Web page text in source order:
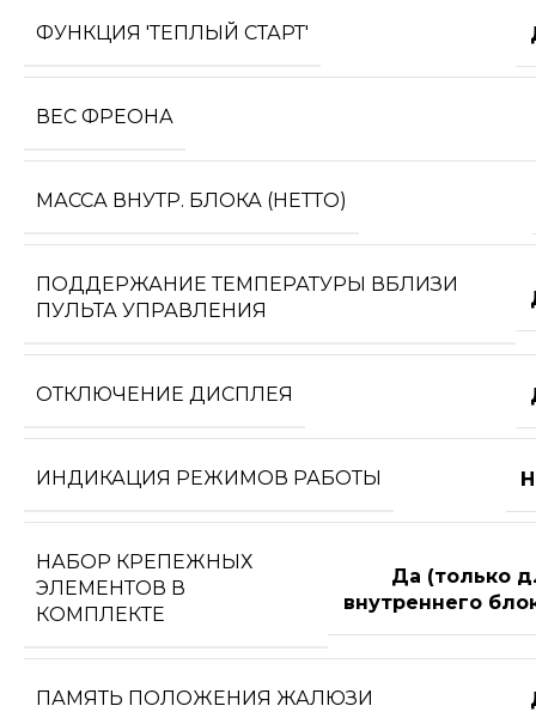
ФУНКЦИЯ 'ТЕПЛЫЙ СТАРТ'
ВЕС ФРЕОНА
МАССА ВНУТР. БЛОКА (НЕТТО)
ПОДДЕРЖАНИЕ ТЕМПЕРАТУРЫ ВБЛИЗИ
ПУЛЬТА УПРАВЛЕНИЯ
ОТКЛЮЧЕНИЕ ДИСПЛЕЯ
ИНДИКАЦИЯ РЕЖИМОВ РАБОТЫ
НАБОР КРЕПЕЖНЫХ
ЭЛЕМЕНТОВ В
КОМПЛЕКТЕ
Да (только
внутреннего
ПАМЯТЬ ПОЛОЖЕНИЯ ЖАЛЮЗИ